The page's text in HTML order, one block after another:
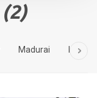
(2)
Madurai